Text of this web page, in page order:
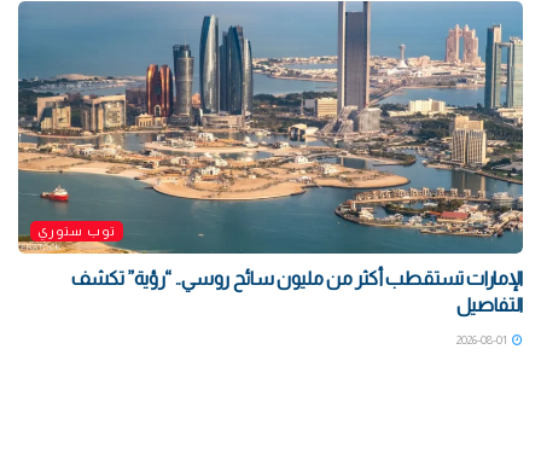
توب ستوري
الإمارات تستقطب أكثر من مليون سائح روسي.. “رؤية” تكشف
التفاصيل